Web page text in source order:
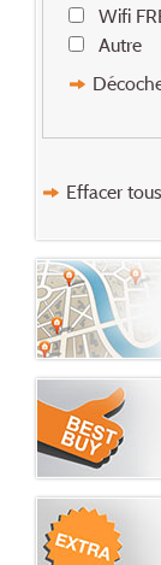
Wifi
Autre
Effacer